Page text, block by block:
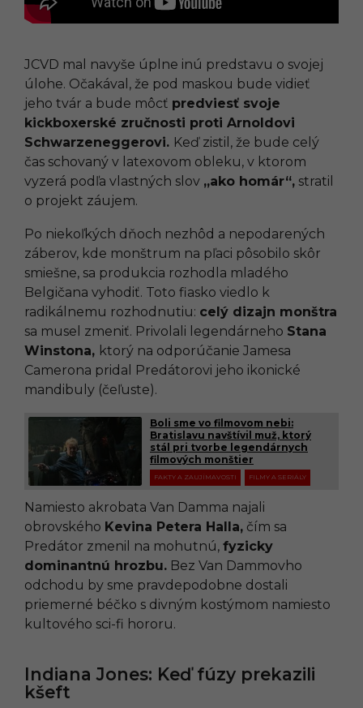
JCVD mal navyše úplne inú predstavu o svojej
úlohe. Očakával, že pod maskou bude vidieť
jeho tvár a bude môcť predviesť svoje
kickboxerské zručnosti proti Arnoldovi
Schwarzeneggerovi. Keď zistil, že bude celý
čas schovaný v latexovom obleku, v ktorom
vyzerá podľa vlastných slov „ako homár“, stratil
o projekt záujem.
Po niekoľkých dňoch nezhôd a nepodarených
záberov, kde monštrum na pľaci pôsobilo skôr
smiešne, sa produkcia rozhodla mladého
Belgičana vyhodiť. Toto fiasko viedlo k
radikálnemu rozhodnutiu: celý dizajn monštra
sa musel zmeniť. Privolali legendárneho Stana
Winstona, ktorý na odporúčanie Jamesa
Camerona pridal Predátorovi jeho ikonické
mandibuly (čeľuste).
Boli sme vo filmovom nebi:
Bratislavu navštívil muž, ktorý
stál pri tvorbe legendárnych
filmových monštier
FAKTY A ZAUJÍMAVOSTI FILMY A SERIÁLY
Namiesto akrobata Van Damma najali
obrovského Kevina Petera Halla, čím sa
Predátor zmenil na mohutnú, fyzicky
dominantnú hrozbu. Bez Van Dammovho
odchodu by sme pravdepodobne dostali
priemerné béčko s divným kostýmom namiesto
kultového sci-fi hororu.
Indiana Jones: Keď fúzy prekazili
kšeft